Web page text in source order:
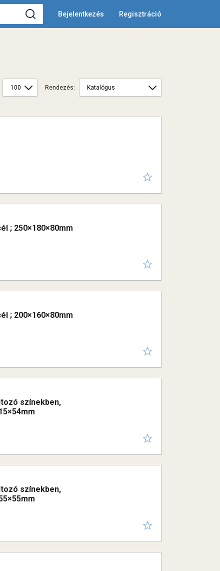
Bejelentkezés Regisztráció
Rendezés:
; 250×180×80mm
; 200×160×80mm
színekben,
színekben,